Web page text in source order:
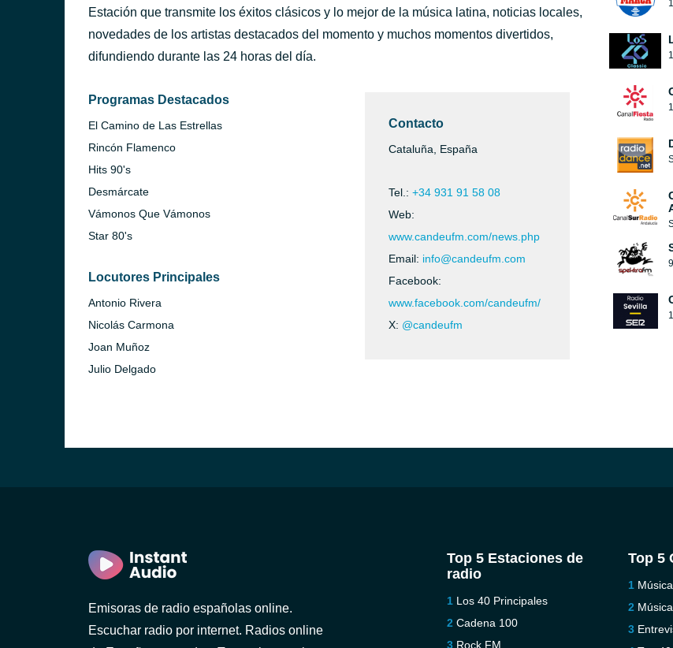
Estación que transmite los éxitos clásicos y lo mejor de la música latina, noticias locales,
novedades de los artistas destacados del momento y muchos momentos divertidos,
difundiendo durante las 24 horas del día.
Programas Destacados
El Camino de Las Estrellas
Rincón Flamenco
Hits 90's
Desmárcate
Vámonos Que Vámonos
Star 80's
Locutores Principales
Antonio Rivera
Nicolás Carmona
Joan Muñoz
Julio Delgado
Contacto
Cataluña, España
Tel.: +34 931 91 58 08
Web:
www.candeufm.com/news.php
Email: info@candeufm.com
Facebook:
www.facebook.com/candeufm/
X: @candeufm
Emisoras de radio españolas online.
Escuchar radio por internet. Radios online
Top 5 Estaciones de
radio
Los 40 Principales
Cadena 100
Rock FM
Top 5